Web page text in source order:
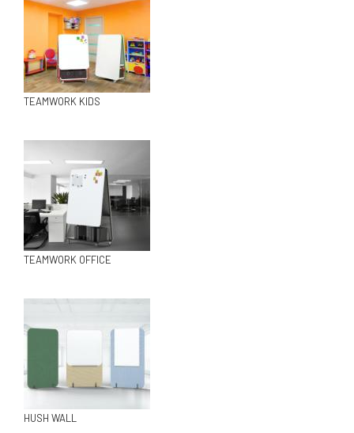
TEAMWORK KIDS
TEAMWORK OFFICE
HUSH WALL